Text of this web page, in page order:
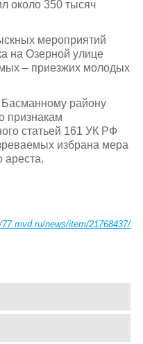
около 350 тысяч
мероприятий
на Озерной улице
– приезжих молодых
району
признакам
статьей 161 УК РФ
избрана мера
ареста.
news/item/21768437/